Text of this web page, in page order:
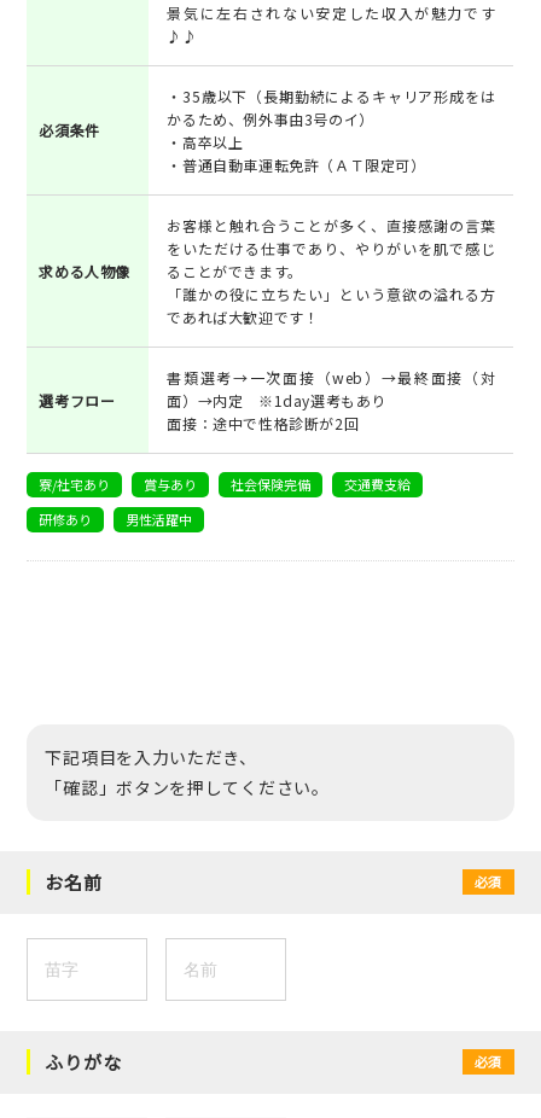
景気に左右されない安定した収入が魅力です
♪♪
必須条件
・35歳以下（長期勤続によるキャリア形成をは
かるため、例外事由3号のイ）
・高卒以上
・普通自動車運転免許（ＡＴ限定可）
求める人物像
お客様と触れ合うことが多く、直接感謝の言葉
をいただける仕事であり、やりがいを肌で感じ
ることができます。
「誰かの役に立ちたい」という意欲の溢れる方
であれば大歓迎です！
選考フロー
書類選考→一次面接（web）→最終面接（対
面）→内定 ※1day選考もあり
面接：途中で性格診断が2回
寮/社宅あり 賞与あり 社会保険完備
交通費支給
研修あり
男性活躍中
下記項目を入力いただき、
「確認」ボタンを押してください。
お名前 必須
ふりがな 必須